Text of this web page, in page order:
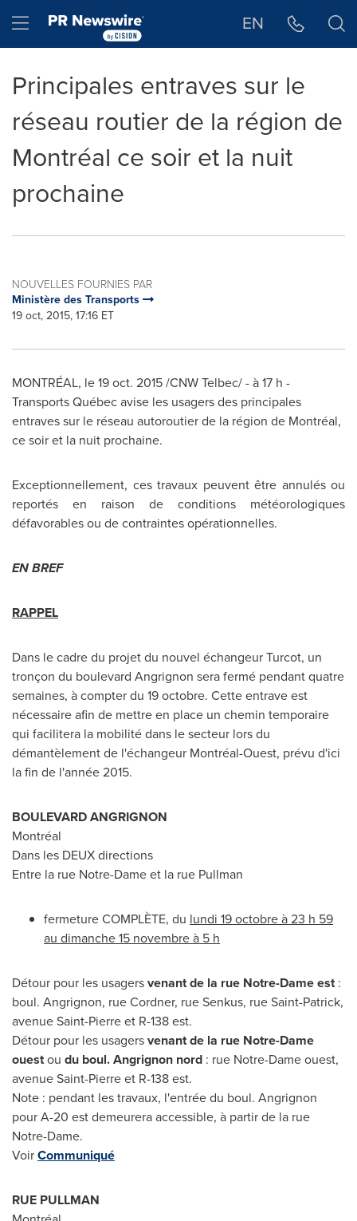
Hamburger menu EN
Principales entraves sur le
réseau routier de la région de
Montréal ce soir et la nuit
prochaine
NOUVELLES FOURNIES PAR
Ministère des Transports
19 oct, 2015, 17:16 ET
MONTRÉAL, le19 oct. 2015/CNW Telbec/ - à 17 h -
Transports Québec avise les usagers des principales
entraves sur le réseau autoroutier de la région de Montréal,
ce soir et la nuit prochaine.
Exceptionnellement, ces travaux peuvent être annulés ou
reportés en raison de conditions météorologiques
défavorables ou de contraintes opérationnelles.
EN BREF
RAPPEL
Dans le cadre du projet du nouvel échangeur Turcot, un
tronçon du boulevard Angrignon sera fermé pendant quatre
semaines, à compter du 19 octobre. Cette entrave est
nécessaire afin de mettre en place un chemin temporaire
qui facilitera la mobilité dans le secteur lors du
démantèlement de l'échangeur Montréal-Ouest, prévu d'ici
la fin de l'année 2015.
BOULEVARD ANGRIGNON
Montréal
Dans les DEUX directions
Entre la rue Notre-Dameet la rue Pullman
fermeture COMPLÈTE, du lundi 19 octobre à 23 h 59
au dimanche 15 novembre à 5 h
Détour pour les usagersvenant de la rue Notre-Dameest:
boul. Angrignon, rue Cordner, rue Senkus, rue Saint-Patrick,
avenueSaint-Pierreet R-138 est.
Détour pour les usagersvenant de la rue Notre-Dame
ouestou du boul. Angrignon nord : rue Notre-Dameouest,
avenueSaint-Pierreet R-138 est.
Note : pendant les travaux, l'entrée du boul. Angrignon
pour A-20 est demeurera accessible, à partir de la rue
Notre-Dame.
VoirCommuniqué
RUE PULLMAN